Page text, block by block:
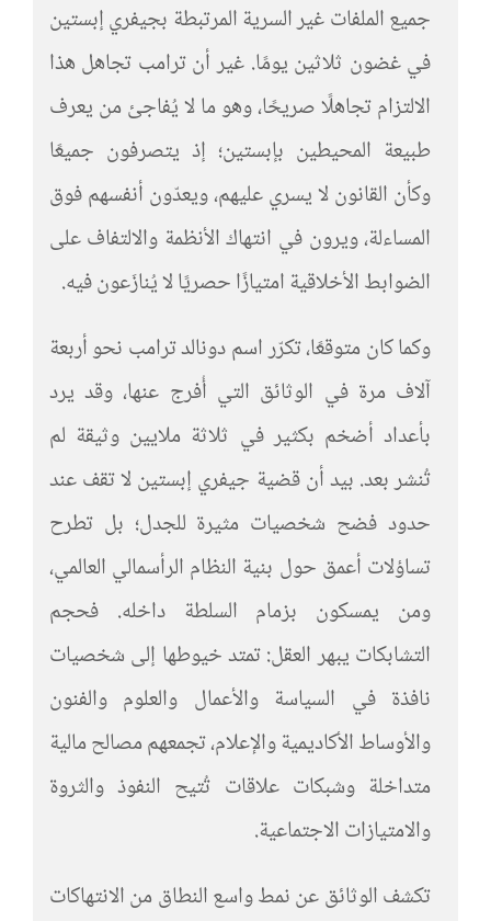
جميع الملفات غير السرية المرتبطة بجيفري إبستين
في غضون ثلاثين يومًا. غير أن ترامب تجاهل هذا
الالتزام تجاهلًا صريحًا، وهو ما لا يُفاجئ من يعرف
طبيعة المحيطين بإبستين؛ إذ يتصرفون جميعًا
وكأن القانون لا يسري عليهم، ويعدّون أنفسهم فوق
المساءلة، ويرون في انتهاك الأنظمة والالتفاف على
الضوابط الأخلاقية امتيازًا حصريًا لا يُنازَعون فيه.
وكما كان متوقعًا، تكرّر اسم دونالد ترامب نحو أربعة
آلاف مرة في الوثائق التي أُفرج عنها، وقد يرد
بأعداد أضخم بكثير في ثلاثة ملايين وثيقة لم
تُنشر بعد. بيد أن قضية جيفري إبستين لا تقف عند
حدود فضح شخصيات مثيرة للجدل؛ بل تطرح
تساؤلات أعمق حول بنية النظام الرأسمالي العالمي،
ومن يمسكون بزمام السلطة داخله. فحجم
التشابكات يبهر العقل: تمتد خيوطها إلى شخصيات
نافذة في السياسة والأعمال والعلوم والفنون
والأوساط الأكاديمية والإعلام، تجمعهم مصالح مالية
متداخلة وشبكات علاقات تُتيح النفوذ والثروة
والامتيازات الاجتماعية.
تكشف الوثائق عن نمط واسع النطاق من الانتهاكات